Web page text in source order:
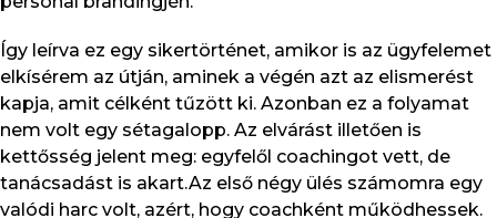
Így leírva ez egy sikertörténet, amikor is az ügyfelemet
elkísérem az útján, aminek a végén azt az elismerést
kapja, amit célként tűzött ki. Azonban ez a folyamat
nem volt egy sétagalopp. Az elvárást illetően is
kettősség jelent meg: egyfelől coachingot vett, de
tanácsadást is akart.Az első négy ülés számomra egy
valódi harc volt, azért, hogy coachként működhessek.